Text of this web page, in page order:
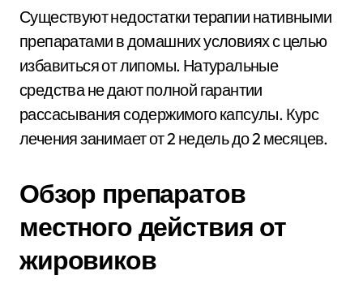
Существуют недостатки терапии нативными
препаратами в домашних условиях с целью
избавиться от липомы. Натуральные
средства не дают полной гарантии
рассасывания содержимого капсулы. Курс
лечения занимает от 2 недель до 2 месяцев.
Обзор препаратов
местного действия от
жировиков